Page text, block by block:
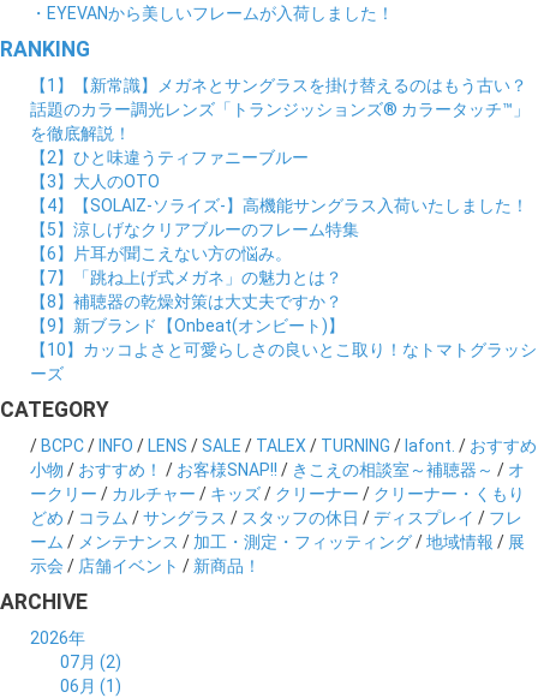
・EYEVANから美しいフレームが入荷しました！
RANKING
【1】【新常識】メガネとサングラスを掛け替えるのはもう古い？
話題のカラー調光レンズ「トランジッションズ® カラータッチ™」
を徹底解説！
【2】ひと味違うティファニーブルー
【3】大人のOTO
【4】【SOLAIZ-ソライズ-】高機能サングラス入荷いたしました！
【5】涼しげなクリアブルーのフレーム特集
【6】片耳が聞こえない方の悩み。
【7】「跳ね上げ式メガネ」の魅力とは？
【8】補聴器の乾燥対策は大丈夫ですか？
【9】新ブランド【Onbeat(オンビート)】
【10】カッコよさと可愛らしさの良いとこ取り！なトマトグラッシ
ーズ
CATEGORY
/ BCPC/ INFO / LENS /SALE / TALEX / TURNING / lafont. / おすすめ
小物 / おすすめ！ / お客様SNAP!! / きこえの相談室～補聴器～ / オ
ークリー / カルチャー / キッズ/ クリーナー / クリーナー・くもり
どめ / コラム /サングラス / スタッフの休日 /ディスプレイ / フレ
ーム / メンテナンス / 加工・測定・フィッティング/地域情報 / 展
示会 / 店舗イベント / 新商品！
ARCHIVE
2026年
07月 (2)
06月 (1)